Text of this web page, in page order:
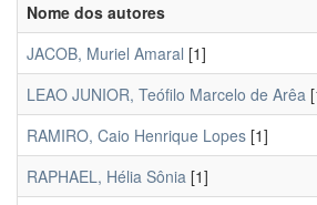
Nome dos autores
JACOB, Muriel Amaral [1]
LEAO JUNIOR, Teófilo Marcelo de Arêa
RAMIRO, Caio Henrique Lopes [1]
RAPHAEL, Hélia Sônia [1]